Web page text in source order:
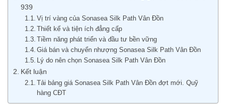
939
Vị trí vàng của Sonasea Silk Path Vân Đồn
Thiết kế và tiện ích đẳng cấp
Tiềm năng phát triển và đầu tư bền vững
Giá bán và chuyển nhượng Sonasea Silk Path Vân Đồn
Lý do nên chọn Sonasea Silk Path Vân Đồn
Kết luận
Tải bảng giá Sonasea Silk Path Vân Đồn đợt mới. Quỹ
hàng CĐT